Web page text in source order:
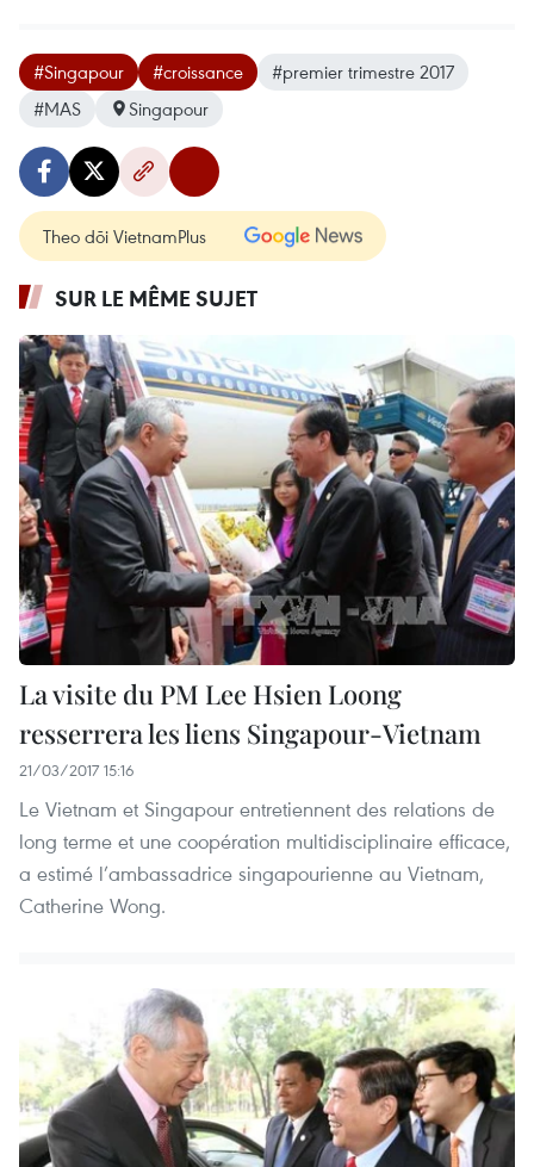
#Singapour #croissance
#premier trimestre 2017
#MAS
Singapour
Theo dõi VietnamPlus
SUR LE MÊME SUJET
La visite du PM Lee Hsien Loong
resserrera les liens Singapour-Vietnam
21/03/2017 15:16
Le Vietnam et Singapour entretiennent des relations de
long terme et une coopération multidisciplinaire efficace,
a estimé l’ambassadrice singapourienne au Vietnam,
Catherine Wong.